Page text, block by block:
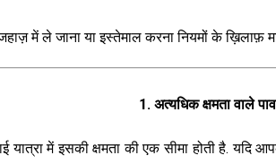
में ले जाना या इस्तेमाल करना नियमों के ख़िलाफ़
1. अत्यधिक क्षमता वाले
में इसकी क्षमता की एक सीमा होती है. यदि